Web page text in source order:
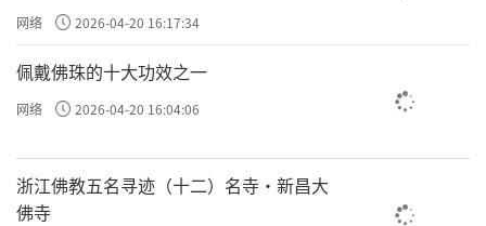
即直出定，或寝息等，
此是诸天善神，善知人劳倦，来相警耳。
弹指声或触门等声者」感觉听到有弹指声或是敲门
网络 2026-04-20 16:17:34
佩戴佛珠的十大功效之一
网络 2026-04-20 16:04:06
浙江佛教五名寻迹（十二）名寺·新昌大
佛寺